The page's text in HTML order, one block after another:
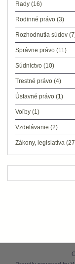
Rady (16)
Rodinné právo (3)
Rozhodnutia súdov
Správne právo (11)
Súdnictvo (10)
Trestné právo (4)
Ústavné právo (1)
Voľby (1)
Vzdelávanie (2)
Zákony, legislatíva